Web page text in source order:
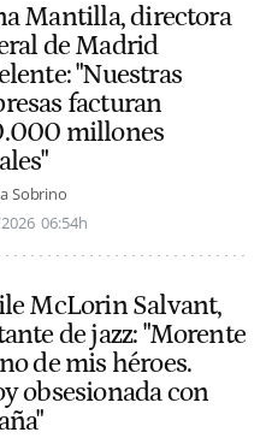
Mantilla, directora
de Madrid
"Nuestras
facturan
millones
Sobrino
06:54h
McLorin Salvant,
de jazz: "Morente
de mis héroes.
obsesionada con